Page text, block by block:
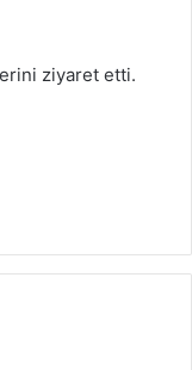
ziyaret etti.